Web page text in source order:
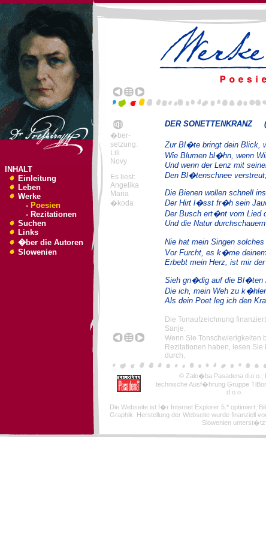
INHALT
Einleitung
Leben
Werke
- Poesien
- Rezitationen
Suchen
Links
�ber die Autoren
Slowenien
DER SONETTENKRANZ
�ber-
setzung:
Lili
Novy
Es liest:
Angelika
Maria
�koda
Zur Bl�te bringt dein Blick,
Wie Blumen bl�hn, wenn
Und wenn der Lenz mit
Den Bl�tenschnee
Die Bienen wollen schnell
Der Hirt l�sst fr�h sein
Der Busch ert�nt vom Lied
Und die Natur
Nie hat mein Singen
Vor Furcht, es k�me
Erbebt mein Herz, ist mir der
Sieh gn�dig auf die Bl�ten
Die ich, mein Weh zu
Als dein Poet leg ich den
Die Tonaufzeichnung
Sanje.
Wenn Sie Tonschwierigkeiten
Rezitationen haben, lesen Sie
durch.
© Zalo�ba Pasadena d.o.o.,
technische Ausf�hrung Gruppe
d.o.o.
Die Webseite ist f�r Internet Explorer 5.* optimiert;
Graphik. Herstellung der Webseite wurde finanziell
Slowenien